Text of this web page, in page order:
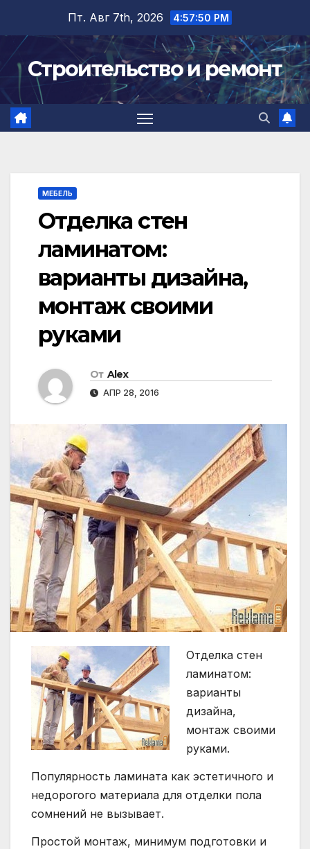
содержимому
Пт. Авг 7th, 2026 4:57:51 PM
Строительство и ремонт
МЕБЕЛЬ
Отделка стен
ламинатом:
варианты дизайна,
монтаж своими
руками
От Alex
АПР 28, 2016
Отделка стен
ламинатом:
варианты
дизайна,
монтаж своими
руками.
Популярность ламината как эстетичного и
недорогого материала для отделки пола
сомнений не вызывает.
Простой монтаж, минимум подготовки и